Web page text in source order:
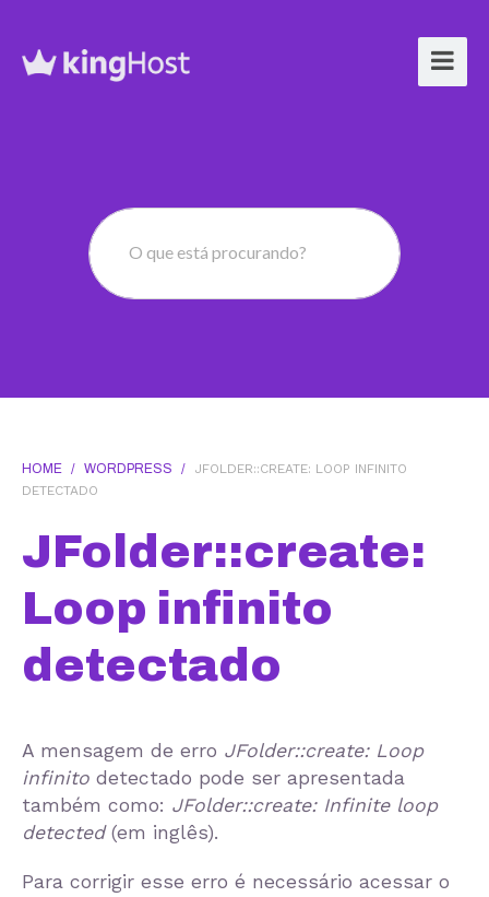
O que está procurando?
HOME / WORDPRESS /
JFOLDER::CREATE: LOOP INFINITO
DETECTADO
JFolder::create:
Loop infinito
detectado
A mensagem de erro JFolder::create: Loop
infinito detectado pode ser apresentada
também como: JFolder::create: Infinite loop
detected(em inglês).
Para corrigir esse erro é necessário acessar o